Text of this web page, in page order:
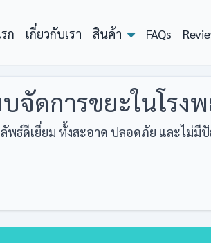
ก เกี่ยวกับเรา สินค้า FAQs
ดการขยะในโรง
พธ์ดีเยี่ยม ทั้งสะอาด ปลอดภัย และไม่มี